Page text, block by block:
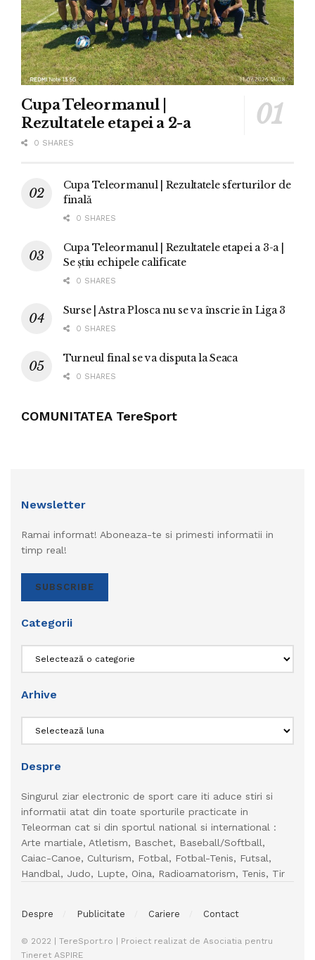
Cupa Teleormanul |
Rezultatele etapei a 2-a
0 SHARES
Cupa Teleormanul | Rezultatele sferturilor de
finală
0 SHARES
Cupa Teleormanul | Rezultatele etapei a 3-a |
Se știu echipele calificate
0 SHARES
Surse | Astra Plosca nu se va înscrie în Liga 3
0 SHARES
Turneul final se va disputa la Seaca
0 SHARES
COMUNITATEA TereSport
Newsletter
Ramai informat! Aboneaza-te si primesti informatii in
timp real!
SUBSCRIBE
Categorii
Arhive
Despre
Singurul ziar electronic de sport care iti aduce stiri si
informatii atat din toate sporturile practicate in
Teleorman cat si din sportul national si international :
Arte martiale, Atletism, Baschet, Baseball/Softball,
Caiac-Canoe, Culturism, Fotbal, Fotbal-Tenis, Futsal,
Handbal, Judo, Lupte, Oina, Radioamatorism, Tenis, Tir
Despre Publicitate Cariere Contact
© 2022 | TereSport.ro | Proiect realizat de Asociatia pentru
Tineret ASPIRE